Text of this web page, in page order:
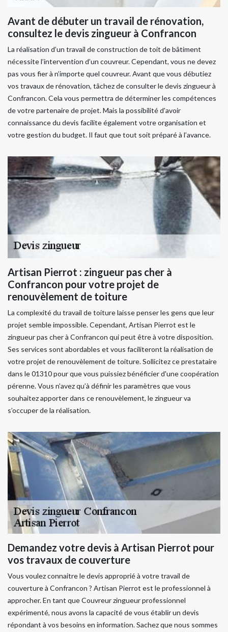
Avant de débuter un travail de rénovation,
consultez le devis zingueur à Confrancon
La réalisation d’un travail de construction de toit de bâtiment
nécessite l’intervention d’un couvreur. Cependant, vous ne devez
pas vous fier à n’importe quel couvreur. Avant que vous débutiez
vos travaux de rénovation, tâchez de consulter le devis zingueur à
Confrancon. Cela vous permettra de déterminer les compétences
de votre partenaire de projet. Mais la possibilité d'avoir
connaissance du devis facilite également votre organisation et
votre gestion du budget. Il faut que tout soit préparé à l’avance.
Artisan Pierrot : zingueur pas cher à
Confrancon pour votre projet de
renouvèlement de toiture
La complexité du travail de toiture laisse penser les gens que leur
projet semble impossible. Cependant, Artisan Pierrot est le
zingueur pas cher à Confrancon qui peut être à votre disposition.
Ses services sont abordables et vous faciliteront la réalisation de
votre projet de renouvèlement de toiture. Sollicitez ce prestataire
dans le 01310 pour que vous puissiez bénéficier d'une coopération
pérenne. Vous n’avez qu’à définir les paramètres que vous
souhaitez apporter dans ce renouvèlement, le zingueur va
s’occuper de la réalisation.
Demandez votre devis à Artisan Pierrot pour
vos travaux de couverture
Vous voulez connaitre le devis approprié à votre travail de
couverture à Confrancon ? Artisan Pierrot est le professionnel à
approcher. En tant que Couvreur zingueur professionnel
expérimenté, nous avons la capacité de vous établir un devis
répondant à vos besoins en information. Sachez que nous sommes